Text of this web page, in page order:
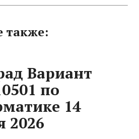
также:
Вариант
по
14
2026